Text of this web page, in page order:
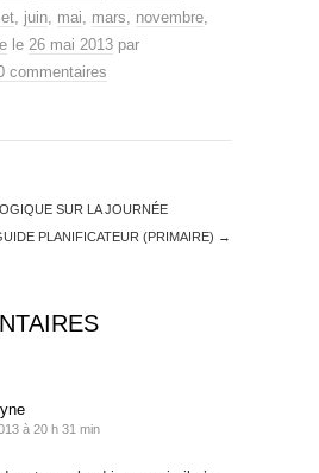
juin mai mars novembre
le 26 mai 2013 par
commentaires
SUR LA JOURNÉE
PLANIFICATEUR (PRIMAIRE) →
à 20 h 31 min